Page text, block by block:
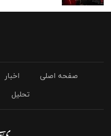
صفحه اصلی اخبار
تحلیل